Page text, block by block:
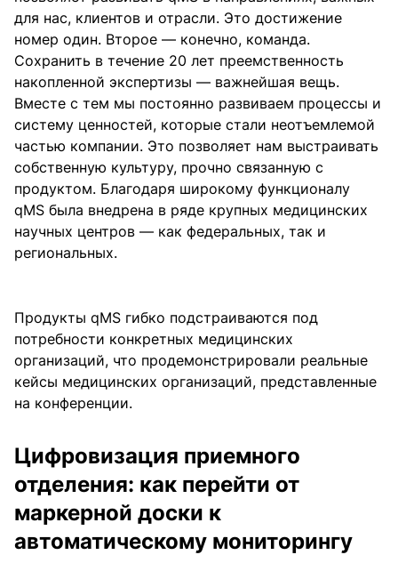
для нас, клиентов и отрасли. Это достижение
номер один. Второе — конечно, команда.
Сохранить в течение 20 лет преемственность
накопленной экспертизы — важнейшая вещь.
Вместе с тем мы постоянно развиваем процессы и
систему ценностей, которые стали неотъемлемой
частью компании. Это позволяет нам выстраивать
собственную культуру, прочно связанную с
продуктом. Благодаря широкому функционалу
qMS была внедрена в ряде крупных медицинских
научных центров — как федеральных, так и
региональных.
Продукты qMS гибко подстраиваются под
потребности конкретных медицинских
организаций, что продемонстрировали реальные
кейсы медицинских организаций, представленные
на конференции.
Цифровизация приемного
отделения: как перейти от
маркерной доски к
автоматическому мониторингу